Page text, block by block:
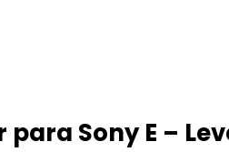
Sony E –